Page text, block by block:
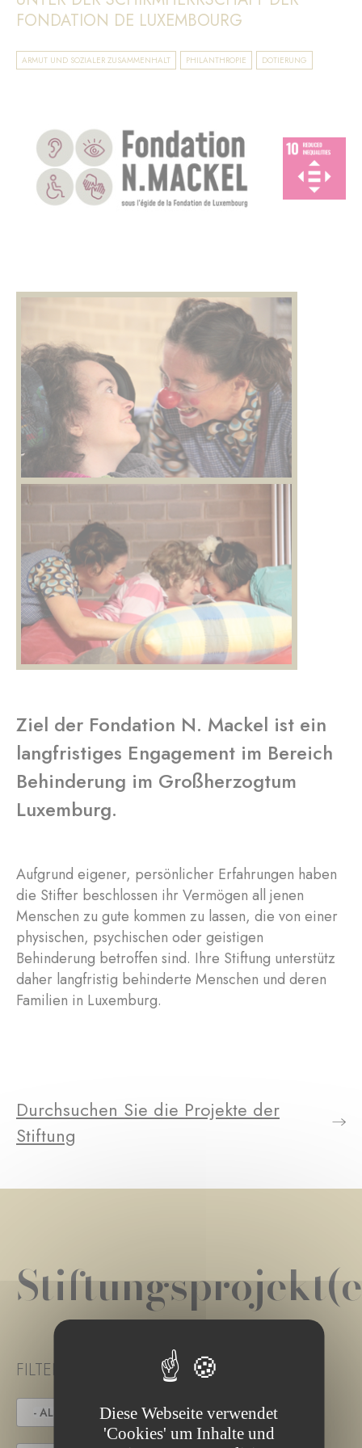
FONDATION DE LUXEMBOURG
ARMUT UND SOZIALER ZUSAMMENHALT PHILANTHROPIE DOTIERUNG
Ziel der Fondation N. Mackel ist ein
langfristiges Engagement im Bereich
Behinderung im Großherzogtum
Luxemburg.
Aufgrund eigener, persönlicher Erfahrungen haben
die Stifter beschlossen ihr Vermögen all jenen
Menschen zu gute kommen zu lassen, die von einer
physischen, psychischen oder geistigen
Behinderung betroffen sind. Ihre Stiftung unterstütz
daher langfristig behinderte Menschen und deren
Familien in Luxemburg.
Durchsuchen Sie die Projekte der
Stiftung
FILTER PROJECT STATUS
- ALLE - IN DER AUSSCHREIBUNG
Diese Webseite verwendet
'Cookies' um Inhalte und